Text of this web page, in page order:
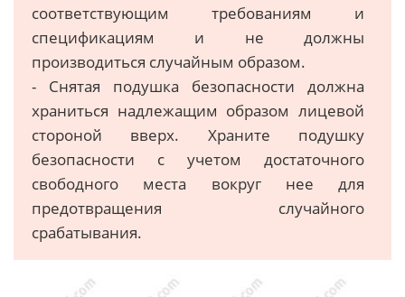
соответствующим требованиям и
спецификациям и не должны
производиться случайным образом.
- Снятая подушка безопасности должна
храниться надлежащим образом лицевой
стороной вверх. Храните подушку
безопасности с учетом достаточного
свободного места вокруг нее для
предотвращения случайного
срабатывания.